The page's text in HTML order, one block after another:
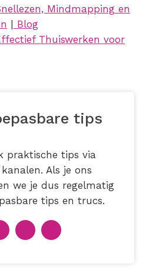
Mindmapping en
| Blog
Thuiswerken voor
tips
praktische tips via
Als je ons
we je dus regelmatig
tips en trucs.